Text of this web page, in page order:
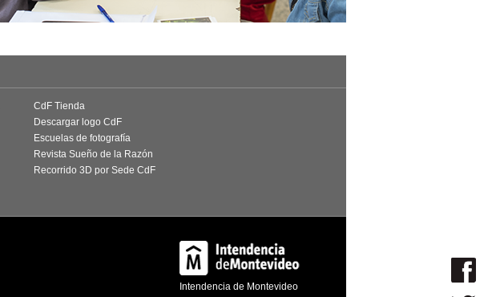
CdF Tienda
Descargar logo CdF
Escuelas de fotografía
Revista Sueño de la Razón
Recorrido 3D por Sede CdF
Intendencia de Montevideo